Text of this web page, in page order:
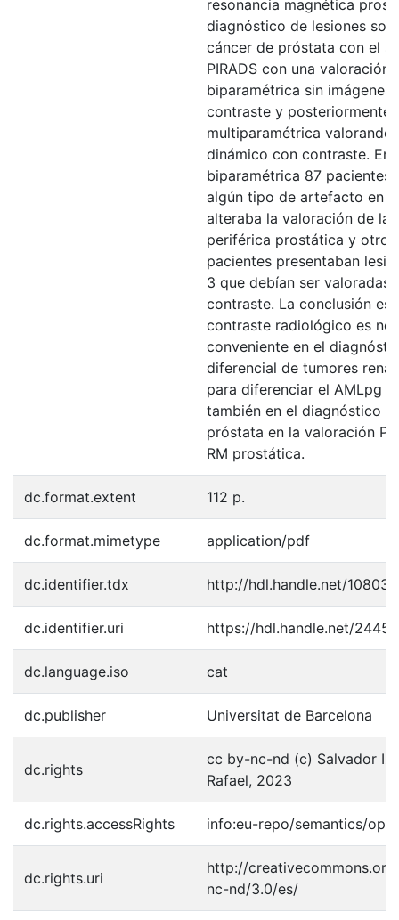
resonancia magnética
diagnóstico de lesiones
cáncer de próstata con el
PIRADS con una valoración
biparamétrica sin imágenes
contraste y posteriormente
multiparamétrica valorando
dinámico con contraste. En
biparamétrica 87 pacientes
algún tipo de artefacto en
alteraba la valoración de la
periférica prostática y otros
pacientes presentaban
3 que debían ser valoradas
contraste. La conclusión es
contraste radiológico es
conveniente en el
diferencial de tumores
para diferenciar el AMLpg
también en el diagnóstico
próstata en la valoración
RM prostática.
dc.format.extent 112 p.
dc.format.mimetype application/pdf
dc.identifier.tdx http://hdl.handle.net/
dc.identifier.uri https://hdl.handle.net/
dc.language.iso cat
dc.publisher Universitat de Barcelona
dc.rights
cc by-nc-nd (c) Salvador
Rafael, 2023
dc.rights.accessRights info:eu-repo/semantics/
dc.rights.uri
http://
nc-nd/3.0/es/